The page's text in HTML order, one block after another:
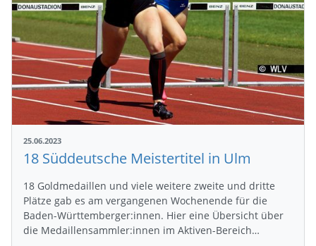
25.06.2023
18 Süddeutsche Meistertitel in Ulm
18 Goldmedaillen und viele weitere zweite und dritte
Plätze gab es am vergangenen Wochenende für die
Baden-Württemberger:innen. Hier eine Übersicht über
die Medaillensammler:innen im Aktiven-Bereich…